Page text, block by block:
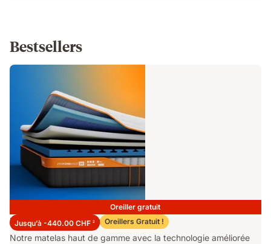
Bestsellers
Oreiller gratuit
Jusqu’à -440.00 CHF 2 Oreillers Gratuit !
Matelas Emma Performance 26
Notre matelas haut de gamme avec la technologie améliorée